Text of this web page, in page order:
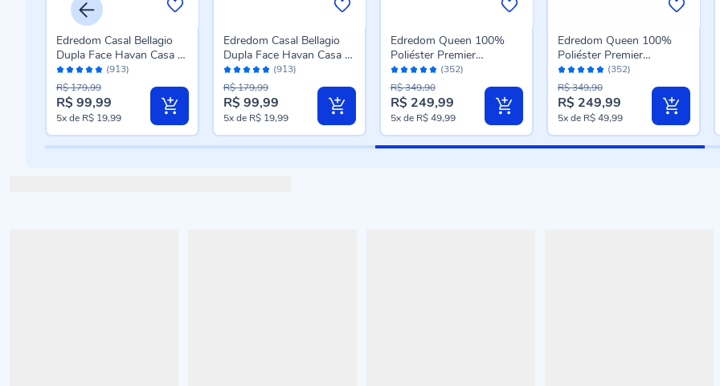
Avaliação:
96%
(913)
Edredom Casal Bellagio
Dupla Face Havan Casa -
Jade Floral Azul
Preço
especial
R$ 99,99
R$ 179,99
5xde R$ 19,99
Avaliação:
96%
(913)
Edredom Casal Bellagio
Dupla Face Havan Casa -
Caio Geo Azul
Preço
especial
R$ 99,99
R$ 179,99
5xde R$ 19,99
Avaliação:
96%
(352)
Edredom Queen 100%
Poliéster Premier
Canelado Havan Casa -
Cru
Preço
especial
R$ 249,99
R$ 349,90
5xde R$ 49,99
Avaliação:
96%
(352)
Edredom Queen 100%
Poliéster Premier
Canelado Havan Casa -
Prata
Preço
especial
R$ 249,99
R$ 349,90
5xde R$ 49,99